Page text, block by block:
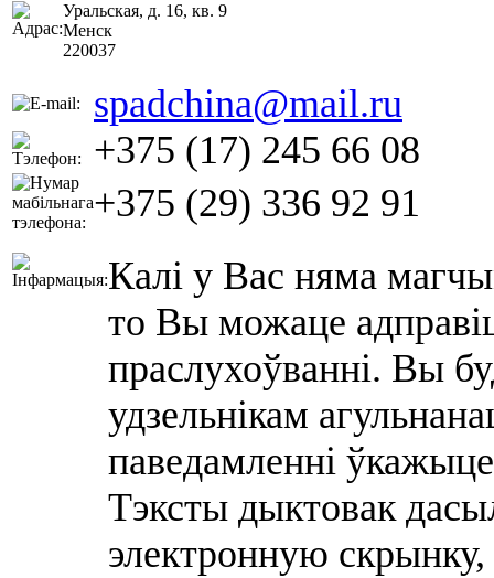
Уральская, д. 16, кв. 9
Менск
220037
spadchina@mail.ru
+375 (17) 245 66 08
+375 (29) 336 92 91
Калі у Вас няма
то Вы можаце
праслухоўванні. Вы
удзельнікам
паведамленні
Тэксты дыктовак
электронную